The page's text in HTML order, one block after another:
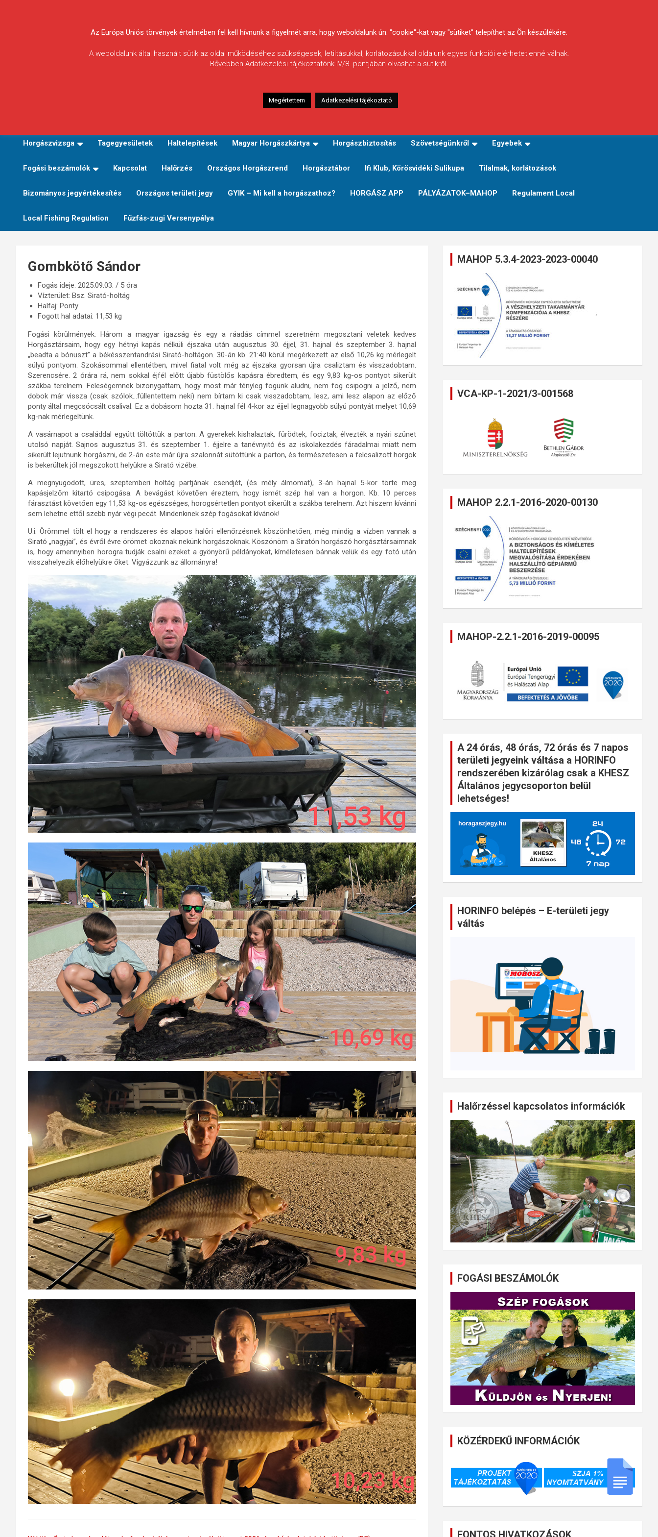
Körösvidéki Horgász
Egyesületek
Horgászvizsga Tagegyesületek Haltelepítések Magyar Horgászkártya Horgászbiztosítás Szövetségünkről Egyebek
Fogási beszámolók Kapcsolat Halőrzés Országos Horgászrend Horgásztábor Ifi Klub, Körösvidéki Sulikupa Tilalmak, korlátozások
Bizományos jegyértékesítés Országos területi jegy GYIK – Mi kell a horgászathoz? HORGÁSZ APP PÁLYÁZATOK–MAHOP Regulament Local
Local Fishing Regulation Fűzfás-zugi Versenypálya
Gombkötő Sándor
Fogás ideje: 2025.09.03. / 5 óra
Vízterület: Bsz. Sirató-holtág
Halfaj: Ponty
Fogott hal adatai: 11,53 kg
Fogási körülmények: Három a magyar igazság és egy a ráadás címmel szeretném megosztani veletek kedves
Horgásztársaim, hogy egy hétnyi kapás nélküli éjszaka után augusztus 30. éjjel, 31. hajnal és szeptember 3. hajnal
„beadta a bónuszt” a békésszentandrási Sirató-holtágon. 30-án kb. 21:40 körül megérkezett az első 10,26 kg mérlegelt
súlyú pontyom. Szokásommal ellentétben, mivel fiatal volt még az éjszaka gyorsan újra csaliztam és visszadobtam.
Szerencsére. 2 órára rá, nem sokkal éjfél előtt újabb füstölős kapásra ébredtem, és egy 9,83 kg-os pontyot sikerült
szákba terelnem. Feleségemnek bizonygattam, hogy most már tényleg fogunk aludni, nem fog csipogni a jelző, nem
dobok már vissza (csak szólok…füllentettem neki) nem bírtam ki csak visszadobtam, lesz, ami lesz alapon az előző
ponty által megcsócsált csalival. Ez a dobásom hozta 31. hajnal fél 4-kor az éjjel legnagyobb súlyú pontyát melyet 10,69
kg-nak mérlegeltünk.
A vasárnapot a családdal együtt töltöttük a parton. A gyerekek kishalaztak, fürödtek, fociztak, élvezték a nyári szünet
utolsó napját. Sajnos augusztus 31. és szeptember 1. éjjelre a tanévnyitó és az iskolakezdés fáradalmai miatt nem
sikerült lejutnunk horgászni, de 2-án este már újra szalonnát sütöttünk a parton, és természetesen a felcsalizott horgok
is bekerültek jól megszokott helyükre a Sirató vizébe.
A megnyugodott, üres, szeptemberi holtág partjának csendjét, (és mély álmomat), 3-án hajnal 5-kor törte meg
kapásjelzőm kitartó csipogása. A bevágást követően éreztem, hogy ismét szép hal van a horgon. Kb. 10 perces
fárasztást követően egy 11,53 kg-os egészséges, horogsértetlen pontyot sikerült a szákba terelnem. Azt hiszem kívánni
sem lehetne ettől szebb nyár végi pecát. Mindenkinek szép fogásokat kívánok!
U.i: Örömmel tölt el hogy a rendszeres és alapos halőri ellenőrzésnek köszönhetően, még mindig a vízben vannak a
Sirató „nagyjai”, és évről évre örömet okoznak nekünk horgászoknak. Köszönöm a Siratón horgászó horgásztársaimnak
is, hogy amennyiben horogra tudják csalni ezeket a gyönyörű példányokat, kíméletesen bánnak velük és egy fotó után
visszahelyezik élőhelyükre őket. Vigyázzunk az állományra!
MAHOP 5.3.4-2023-2023-00040
VCA-KP-1-2021/3-001568
MAHOP 2.2.1-2016-2020-00130
MAHOP-2.2.1-2016-2019-00095
A 24 órás, 48 órás, 72 órás és 7 napos
területi jegyeink váltása a HORINFO
rendszerében kizárólag csak a KHESZ
Általános jegycsoporton belül
lehetséges!
HORINFO belépés – E-területi jegy
váltás
Halőrzéssel kapcsolatos információk
FOGÁSI BESZÁMOLÓK
KÖZÉRDEKŰ INFORMÁCIÓK
FONTOS HIVATKOZÁSOK
Az Európa Uniós törvények értelmében fel kell hívnunk a figyelmét arra, hogy weboldalunk ún. "cookie"-kat vagy "sütiket" telepíthet az Ön készülékére.
A weboldalunk által használt sütik az oldal működéséhez szükségesek, letiltásukkal, korlátozásukkal oldalunk egyes funkciói elérhetetlenné válnak.
Bővebben Adatkezelési tájékoztatónk IV/8. pontjában olvashat a sütikről.
Megértettem Adatkezelési tájékoztató